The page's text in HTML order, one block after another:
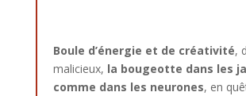
Boule d’énergie et de créativité,
malicieux, la bougeotte dans les
comme dans les neurones, en